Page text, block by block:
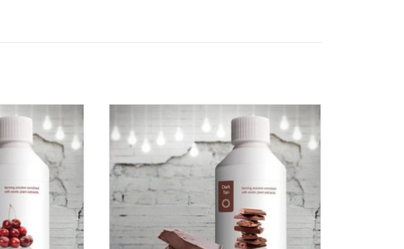
Acrylate, Sodium Acryloyldimenthyl, Taurate,
Sodium Benzoate, Potassium Sorbate,
Hexyl Cinnamal, Citroneliol
medium tan -
Suntana Suntana Chocolate - dark tan -
Spray Tan vloeistof
TOEVOEGEN AAN WINKELWAGEN